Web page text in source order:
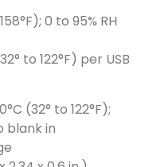
0 to 95% RH
to 122°F) per USB
(32° to 122°F);
blank in